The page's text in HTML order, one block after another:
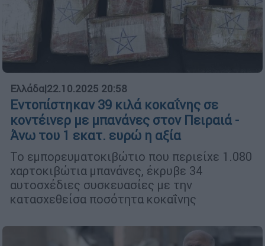
Ελλάδα|22.10.2025 20:58
Εντοπίστηκαν 39 κιλά κοκαΐνης σε
κοντέινερ με μπανάνες στον Πειραιά -
Άνω του 1 εκατ. ευρώ η αξία
Το εμπορευματοκιβώτιο που περιείχε 1.080
χαρτοκιβώτια μπανάνες, έκρυβε 34
αυτοσχέδιες συσκευασίες με την
κατασχεθείσα ποσότητα κοκαΐνης